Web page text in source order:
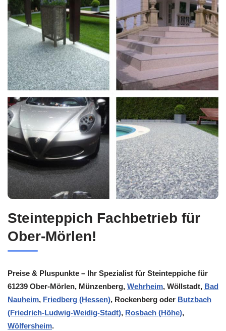
Steinteppich Fachbetrieb für
Ober-Mörlen!
Preise & Pluspunkte – Ihr Spezialist für Steinteppiche für
61239 Ober-Mörlen, Münzenberg, Wehrheim, Wöllstadt, Bad
Nauheim, Friedberg (Hessen), Rockenberg oder Butzbach
(Friedrich-Ludwig-Weidig-Stadt), Rosbach (Höhe),
Wölfersheim.